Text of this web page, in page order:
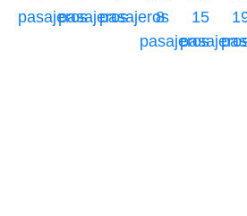
pasajerospasajerospasajeros
8
pasajeros
15